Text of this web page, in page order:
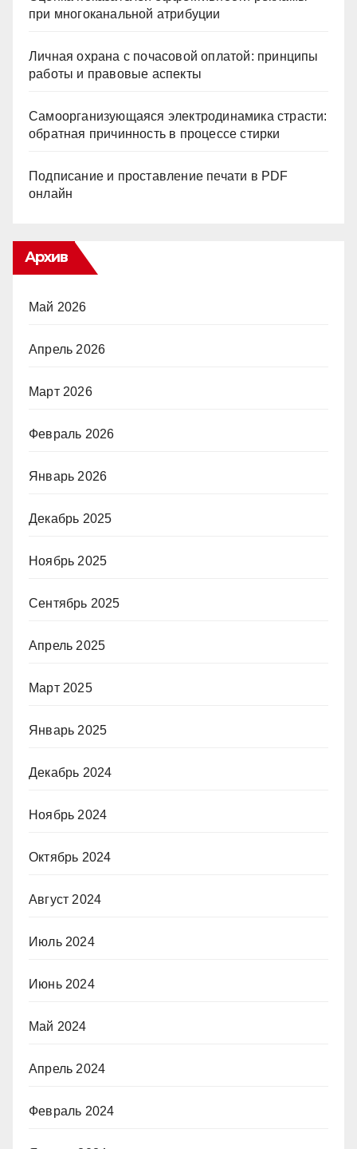
при многоканальной атрибуции
Личная охрана с почасовой оплатой: принципы
работы и правовые аспекты
Самоорганизующаяся электродинамика страсти:
обратная причинность в процессе стирки
Подписание и проставление печати в PDF
онлайн
Архив
Май 2026
Апрель 2026
Март 2026
Февраль 2026
Январь 2026
Декабрь 2025
Ноябрь 2025
Сентябрь 2025
Апрель 2025
Март 2025
Январь 2025
Декабрь 2024
Ноябрь 2024
Октябрь 2024
Август 2024
Июль 2024
Июнь 2024
Май 2024
Апрель 2024
Февраль 2024